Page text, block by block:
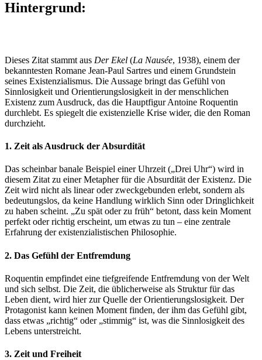
Hintergrund:
Dieses Zitat stammt aus Der Ekel (La Nausée, 1938), einem der
bekanntesten Romane Jean-Paul Sartres und einem Grundstein
seines Existenzialismus. Die Aussage bringt das Gefühl von
Sinnlosigkeit und Orientierungslosigkeit in der menschlichen
Existenz zum Ausdruck, das die Hauptfigur Antoine Roquentin
durchlebt. Es spiegelt die existenzielle Krise wider, die den Roman
durchzieht.
1. Zeit als Ausdruck der Absurdität
Das scheinbar banale Beispiel einer Uhrzeit („Drei Uhr“) wird in
diesem Zitat zu einer Metapher für die Absurdität der Existenz. Die
Zeit wird nicht als linear oder zweckgebunden erlebt, sondern als
bedeutungslos, da keine Handlung wirklich Sinn oder Dringlichkeit
zu haben scheint. „Zu spät oder zu früh“ betont, dass kein Moment
perfekt oder richtig erscheint, um etwas zu tun – eine zentrale
Erfahrung der existenzialistischen Philosophie.
2. Das Gefühl der Entfremdung
Roquentin empfindet eine tiefgreifende Entfremdung von der Welt
und sich selbst. Die Zeit, die üblicherweise als Struktur für das
Leben dient, wird hier zur Quelle der Orientierungslosigkeit. Der
Protagonist kann keinen Moment finden, der ihm das Gefühl gibt,
dass etwas „richtig“ oder „stimmig“ ist, was die Sinnlosigkeit des
Lebens unterstreicht.
3. Zeit und Freiheit